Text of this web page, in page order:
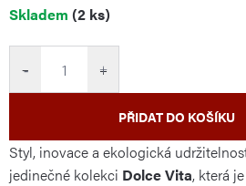
Měrná
Skladem (2 ks)
+
−
PŘIDAT DO KOŠÍKU
Styl, inovace a ekologická
jedinečné kolekci Dolce Vita, která